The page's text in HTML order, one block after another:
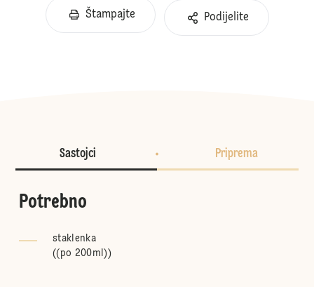
Štampajte Podijelite
Sastojci Priprema
Potrebno
staklenka
((po 200ml))